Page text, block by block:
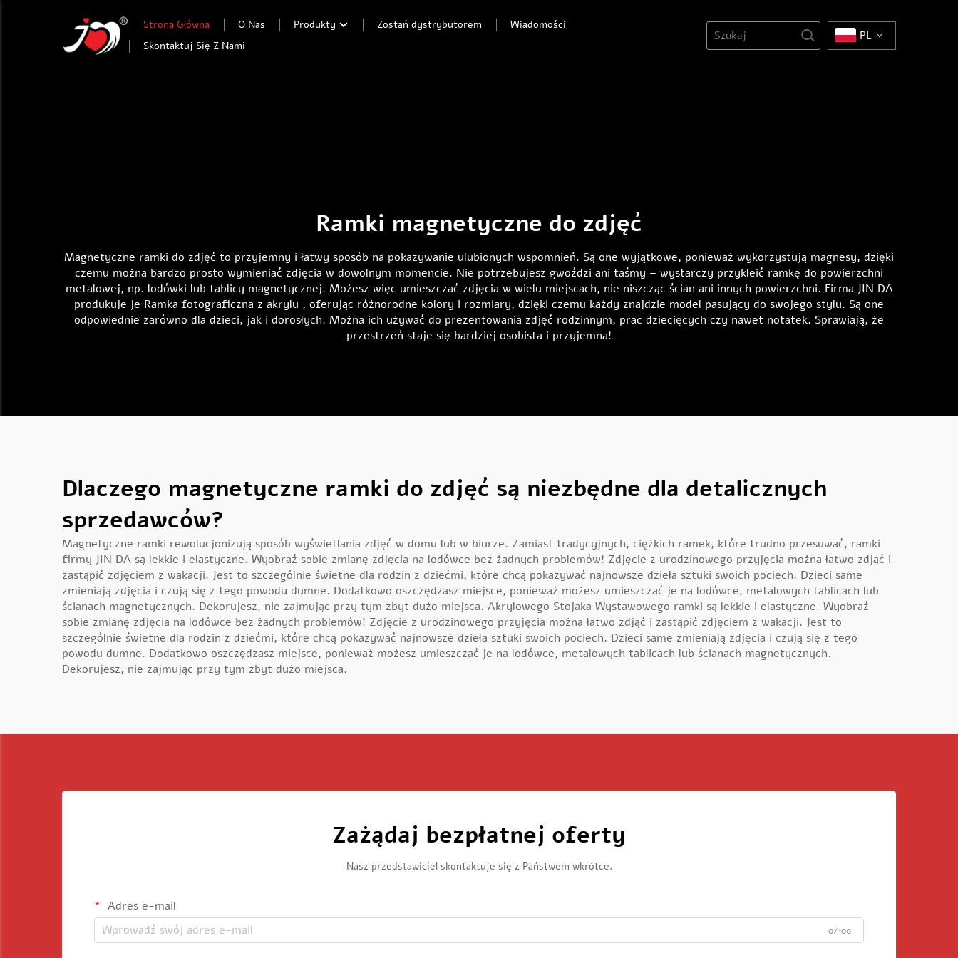
Strona Główna O Nas Produkty Zostań dystrybutorem
Wiadomości
Skontaktuj Się Z Nami
PL
Ramki magnetyczne do zdjęć
Magnetyczne ramki do zdjęć to przyjemny i łatwy sposób na pokazywanie ulubionych wspomnień. Są one wyjątkowe, ponieważ wykorzystują magnesy, dzięki
czemu można bardzo prosto wymieniać zdjęcia w dowolnym momencie. Nie potrzebujesz gwoździ ani taśmy – wystarczy przykleić ramkę do powierzchni
metalowej, np. lodówki lub tablicy magnetycznej. Możesz więc umieszczać zdjęcia w wielu miejscach, nie niszcząc ścian ani innych powierzchni. Firma JIN DA
produkuje je Ramka fotograficzna z akrylu , oferując różnorodne kolory i rozmiary, dzięki czemu każdy znajdzie model pasujący do swojego stylu. Są one
odpowiednie zarówno dla dzieci, jak i dorosłych. Można ich używać do prezentowania zdjęć rodzinnym, prac dziecięcych czy nawet notatek. Sprawiają, że
przestrzeń staje się bardziej osobista i przyjemna!
Dlaczego magnetyczne ramki do zdjęć są niezbędne dla detalicznych
sprzedawców?
Magnetyczne ramki rewolucjonizują sposób wyświetlania zdjęć w domu lub w biurze. Zamiast tradycyjnych, ciężkich ramek, które trudno przesuwać, ramki
firmy JIN DA są lekkie i elastyczne. Wyobraź sobie zmianę zdjęcia na lodówce bez żadnych problemów! Zdjęcie z urodzinowego przyjęcia można łatwo zdjąć i
zastąpić zdjęciem z wakacji. Jest to szczególnie świetne dla rodzin z dziećmi, które chcą pokazywać najnowsze dzieła sztuki swoich pociech. Dzieci same
zmieniają zdjęcia i czują się z tego powodu dumne. Dodatkowo oszczędzasz miejsce, ponieważ możesz umieszczać je na lodówce, metalowych tablicach lub
ścianach magnetycznych. Dekorujesz, nie zajmując przy tym zbyt dużo miejsca. Akrylowego Stojaka Wystawowego ramki są lekkie i elastyczne. Wyobraź
sobie zmianę zdjęcia na lodówce bez żadnych problemów! Zdjęcie z urodzinowego przyjęcia można łatwo zdjąć i zastąpić zdjęciem z wakacji. Jest to
szczególnie świetne dla rodzin z dziećmi, które chcą pokazywać najnowsze dzieła sztuki swoich pociech. Dzieci same zmieniają zdjęcia i czują się z tego
powodu dumne. Dodatkowo oszczędzasz miejsce, ponieważ możesz umieszczać je na lodówce, metalowych tablicach lub ścianach magnetycznych.
Dekorujesz, nie zajmując przy tym zbyt dużo miejsca.
Zażądaj bezpłatnej oferty
Nasz przedstawiciel skontaktuje się z Państwem wkrótce.
Adres e-mail
0/100